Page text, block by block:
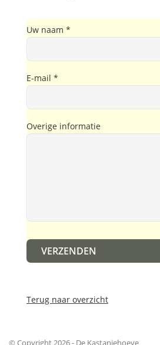
Uw naam *
E-mail *
Overige informatie
Terug naar overzicht
© Copyright 2026 - De Kastanjehoeve